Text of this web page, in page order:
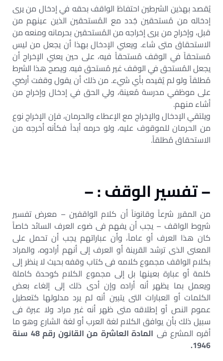
يُقصد بهذين الشرطين احتفاظ الواقف بحقه في إدخال من يرى
إدخاله من مُستحقين جُدد مع المُستحقين الذين عينهم من
قبل، وإخراج من يرى إخراجه من المُستحقين بحرمانه ومنعه من
الاستحقاق متى شاء. ويعني الإدخال بهذا أن يجعل من ليس
مُستحقاً في الوقف مُستحقاً فيه، على حين يعني الإخراج أن
يجعل المُستحق في الوقف غير مُستحق فيه. ويصح هذا الشرط
مُطلقاً ولو لم يُقيده بأي شيء. من ذلك أن يقول وقفت أرضي
على موظفي مدرسة مُعينة، ولي الحق في إدخال وإخراج من
أشاء منهم.
ويلتقي الإدخال والإخراج مع الإعطاء والحرمان، فإن الإخراج نوع
من الحرمان للموقوف عليه، ولو حرمه أبداً فكأنه أخرجه من
الاستحقاق مُطلقاً.
– تفسير الوقف : –
من المقرر شرعاً وقانوناً أن كلام الواقفين – معرض تفسير
شروط الواقف – يجب أن يفهم فى ضوء العرف السائد خاصاً
كان هذا العرف أو عاماً، وأن عباراتهم يجب أن تحمل على
المعنى الذى ترشد القرينة أو العرف إلى أنهم أرادوه، والمراد
بكلام الواقف مجموع كلامه فى كتاب وقفه بحيث لا ينظر إلى
كلمة أو عبارة بعينها بل إلى مجموع الكلام كوحدة كاملة
ويعمل بما يظهر أنه أراده وإن أدى ذلك إلى إلغاء بعض
الكلمات أو العبارات التى يتبين أنه لم يرد مدلولها كتعطيل
عموم النص أو إطلاقه متى ظهر أنه غير مراد ولا عبرة فى
سبيل ذلك بأن يوافق الكلام لغة العرب أو لغة الشارع وهو ما
أقره المشرع فى
المادة العاشرة من القانون رقم 48 سنة
1946.